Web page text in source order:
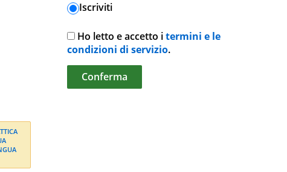
Iscriviti
Ho letto e accetto itermini e le
condizioni di servizio.